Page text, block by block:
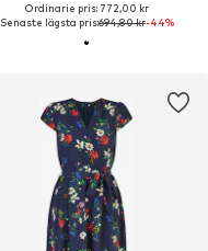
Ordinarie pris: 772,00 kr
Senaste lägsta pris:694,80 kr-44%